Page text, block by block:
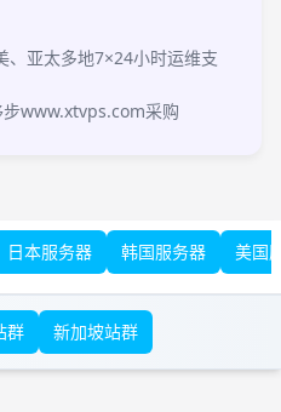
、亚太多地7×24小时运维支
步www.xtvps.com采购
日本服务器 韩国服务器 美国
群 新加坡站群